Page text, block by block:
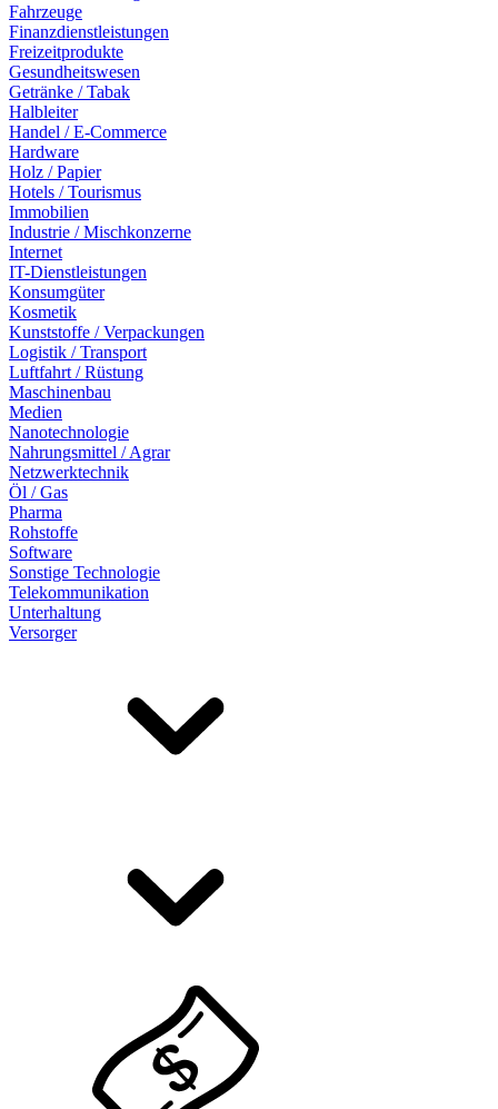
Fahrzeuge
Finanzdienstleistungen
Freizeitprodukte
Gesundheitswesen
Getränke / Tabak
Halbleiter
Handel / E-Commerce
Hardware
Holz / Papier
Hotels / Tourismus
Immobilien
Industrie / Mischkonzerne
Internet
IT-Dienstleistungen
Konsumgüter
Kosmetik
Kunststoffe / Verpackungen
Logistik / Transport
Luftfahrt / Rüstung
Maschinenbau
Medien
Nanotechnologie
Nahrungsmittel / Agrar
Netzwerktechnik
Öl / Gas
Pharma
Rohstoffe
Software
Sonstige Technologie
Telekommunikation
Unterhaltung
Versorger